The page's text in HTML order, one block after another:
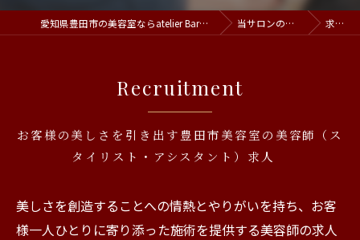
愛知県豊田市の美容室ならatelier Barocco 当サロンの特徴 求人
お客様の美しさを引き出す豊田市美容室の美容師（ス
タイリスト・アシスタント）求人
Recruitment
美しさを創造することへの情熱とやりがいを持ち、お客
様一人ひとりに寄り添った施術を提供する美容師の求人